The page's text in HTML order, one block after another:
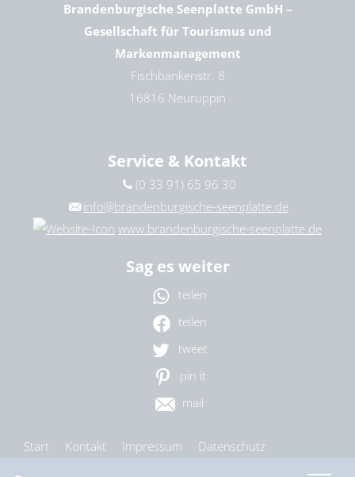
Brandenburgische Seenplatte GmbH –
Gesellschaft für Tourismus und
Markenmanagement
Fischbänkenstr. 8
16816 Neuruppin
Service & Kontakt
(0 33 91) 65 96 30
info@brandenburgische-seenplatte.de
www.brandenburgische-seenplatte.de
Sag es weiter
teilen
teilen
tweet
pin it
mail
Start Kontakt Impressum
Datenschutz